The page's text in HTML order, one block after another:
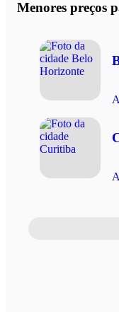
Menores preços